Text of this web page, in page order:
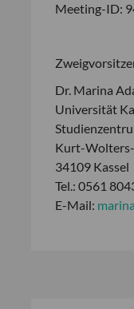
Meeting-ID:
Dr. Marina
Universität
Kurt-Wolters-
34109 Kassel
Tel.: 0561
E-Mail: